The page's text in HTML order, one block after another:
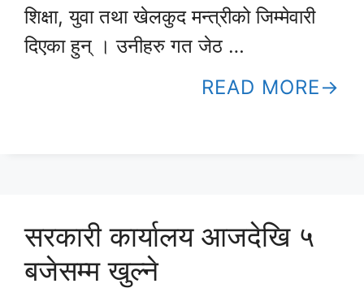
शिक्षा, युवा तथा खेलकुद मन्त्रीको जिम्मेवारी
दिएका हुन् । उनीहरु गत जेठ …
READ MORE
सरकारी कार्यालय आजदेखि ५
बजेसम्म खुल्ने